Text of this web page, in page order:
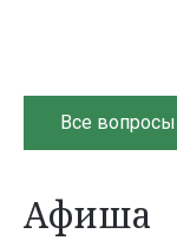
Все вопросы
Афиша